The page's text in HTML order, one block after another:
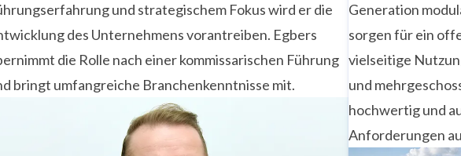
und strategischem Fokus wird er die
des Unternehmens vorantreiben. Egbers
die Rolle nach einer kommissarischen Führung
bringt umfangreiche Branchenkenntnisse mit.
Generation
sorgen für ein
vielseitige
und
hochwertig und
Anforderungen